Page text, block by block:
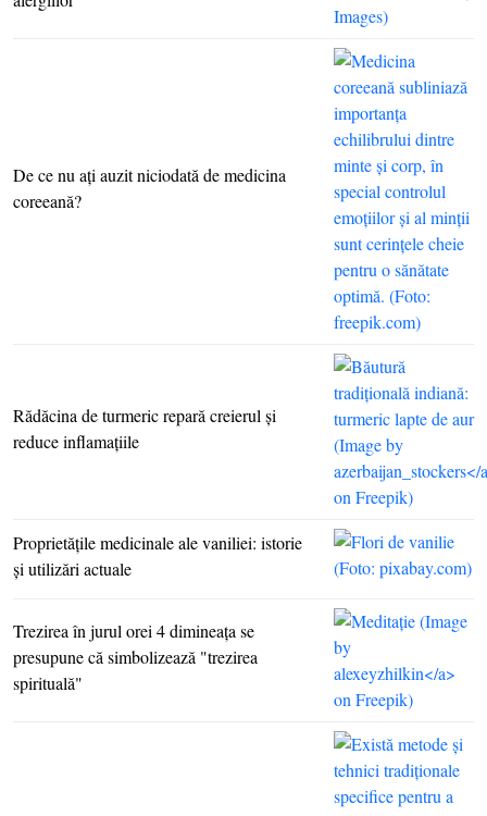
De ce nu aţi auzit niciodată de medicina
coreeană?
Rădăcina de turmeric repară creierul şi
reduce inflamaţiile
Proprietăţile medicinale ale vaniliei: istorie
şi utilizări actuale
Trezirea în jurul orei 4 dimineaţa se
presupune că simbolizează "trezirea
spirituală"